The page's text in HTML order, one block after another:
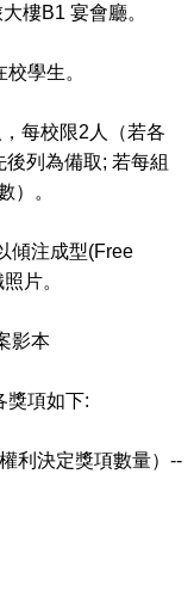
樓B1 宴會廳。
學生。
每校限2人（若各
列為備取; 若每組
）。
傾注成型(Free
片。
影本
獎項如下:
利決定獎項數量）--